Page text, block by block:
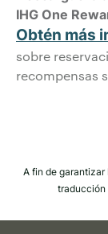
IHG One
Obtén más
sobre
recompensas
A fin de
traducción